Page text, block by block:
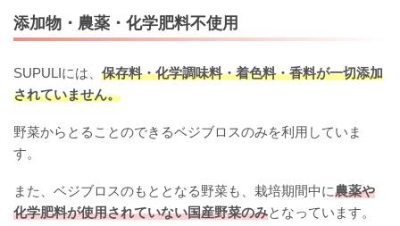
添加物・農薬・化学肥料不使用
SUPULIには、 保存料・化学調味料・着色料・香料が一切添加
されていません。
野菜からとることのできるベジブロスのみを利用していま
す。
また、ベジブロスのもととなる野菜も、栽培期間中に農薬や
化学肥料が使用されていない国産野菜のみとなっています。